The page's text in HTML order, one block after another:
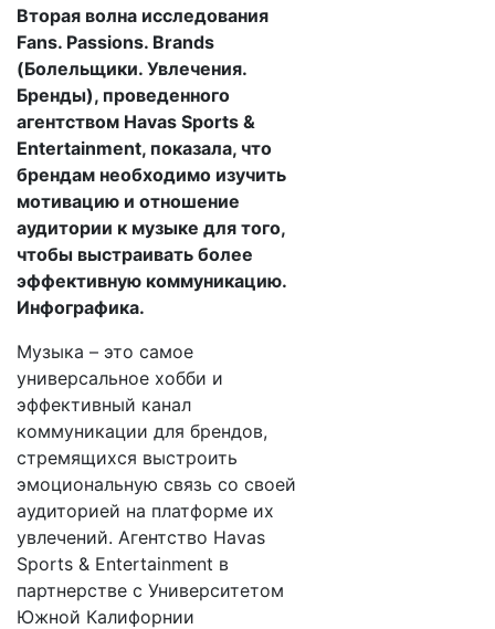
Вторая волна исследования
Fans. Passions. Brands
(Болельщики. Увлечения.
Бренды), проведенного
агентством Havas Sports &
Entertainment, показала, что
брендам необходимо изучить
мотивацию и отношение
аудитории к музыке для того,
чтобы выстраивать более
эффективную коммуникацию.
Инфографика.
Музыка – это самое
универсальное хобби и
эффективный канал
коммуникации для брендов,
стремящихся выстроить
эмоциональную связь со своей
аудиторией на платформе их
увлечений. Агентство Havas
Sports & Entertainment в
партнерстве с Университетом
Южной Калифорнии